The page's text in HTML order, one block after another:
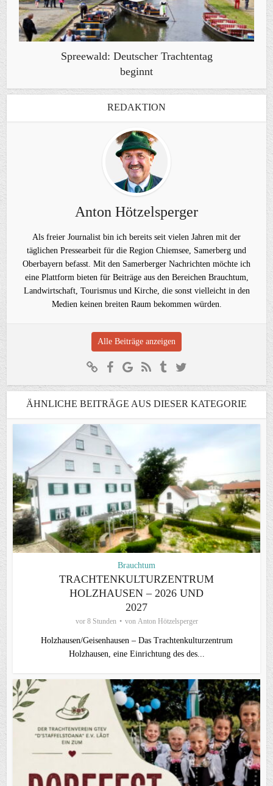
Spreewald: Deutscher Trachtentag
beginnt
REDAKTION
Anton Hötzelsperger
Als freier Journalist bin ich bereits seit vielen Jahren mit der
täglichen Pressearbeit für die Region Chiemsee, Samerberg und
Oberbayern befasst. Mit den Samerberger Nachrichten möchte ich
eine Plattform bieten für Beiträge aus den Bereichen Brauchtum,
Landwirtschaft, Tourismus und Kirche, die sonst vielleicht in den
Medien keinen breiten Raum bekommen würden.
Alle Beiträge anzeigen
ÄHNLICHE BEITRÄGE AUS DIESER KATEGORIE
Brauchtum
TRACHTENKULTURZENTRUM
HOLZHAUSEN – 2026 UND
2027
vor 8 Stunden von Anton Hötzelsperger
Holzhausen/Geisenhausen – Das Trachtenkulturzentrum
Holzhausen, eine Einrichtung des des...